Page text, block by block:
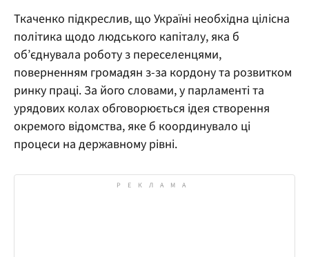
Ткаченко підкреслив, що Україні необхідна цілісна
політика щодо людського капіталу, яка б
об’єднувала роботу з переселенцями,
поверненням громадян з-за кордону та розвитком
ринку праці. За його словами, у парламенті та
урядових колах обговорюється ідея створення
окремого відомства, яке б координувало ці
процеси на державному рівні.